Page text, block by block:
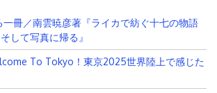
冊／南雲暁彦著『ライカで紡ぐ十七の物語
して写真に帰る』
To Tokyo！東京2025世界陸上で感じた